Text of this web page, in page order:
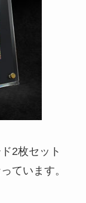
2枚セット
ています。